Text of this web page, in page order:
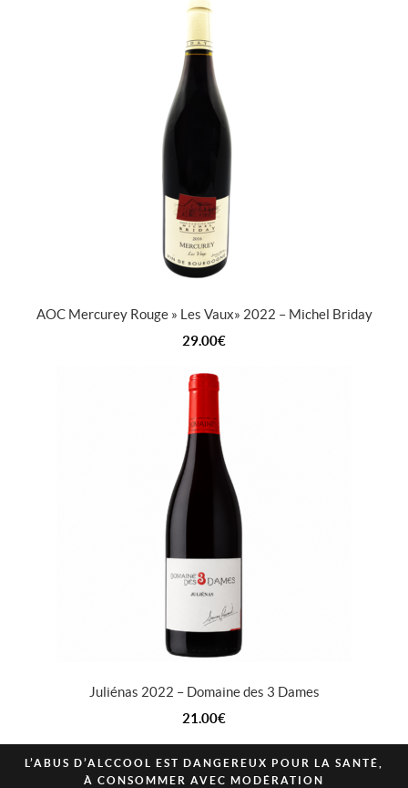
AOC Mercurey Rouge » Les Vaux » 2022 – Michel Briday
29.00€
Juliénas 2022 – Domaine des 3 Dames
21.00€
L’ABUS D’ALCCOOL EST DANGEREUX POUR LA SANTÉ,
À CONSOMMER AVEC MODÉRATION